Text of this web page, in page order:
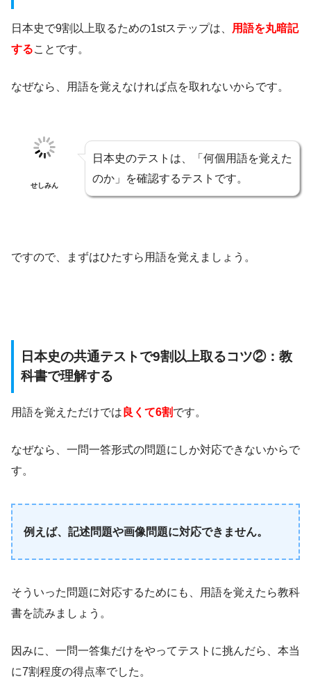
日本史で9割以上取るための1stステップは、
用語を丸暗記
することです。
なぜなら、用語を覚えなければ点を取れないからです。
せしみん
日本史のテストは、「何個用語を覚えた
のか」を確認するテストです。
ですので、まずはひたすら用語を覚えましょう。
日本史の共通テストで9割以上取るコツ②：教
科書で理解する
用語を覚えただけでは 良くて6割です。
なぜなら、一問一答形式の問題にしか対応できないからで
す。
例えば、記述問題や画像問題に対応できません。
そういった問題に対応するためにも、用語を覚えたら教科
書を読みましょう。
因みに、一問一答集だけをやってテストに挑んだら、本当
に7割程度の得点率でした。